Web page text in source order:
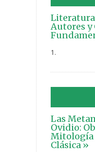
Literatura
Autores y
1.
Las
Ovidio:
Mitología
Clásica »